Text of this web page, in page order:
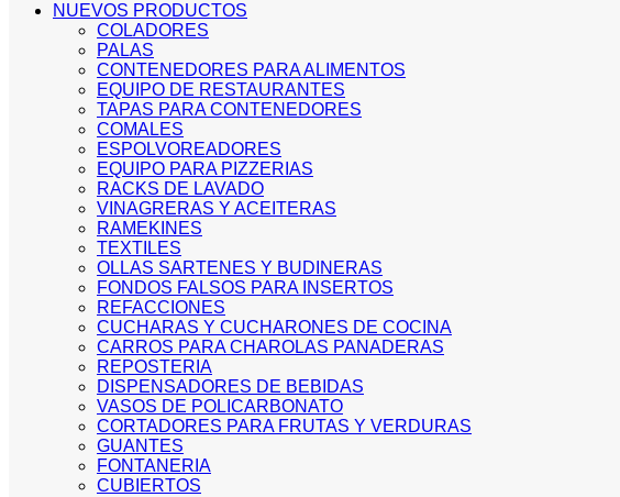
NUEVOS PRODUCTOS
COLADORES
PALAS
CONTENEDORES PARA ALIMENTOS
EQUIPO DE RESTAURANTES
TAPAS PARA CONTENEDORES
COMALES
ESPOLVOREADORES
EQUIPO PARA PIZZERIAS
RACKS DE LAVADO
VINAGRERAS Y ACEITERAS
RAMEKINES
TEXTILES
OLLAS SARTENES Y BUDINERAS
FONDOS FALSOS PARA INSERTOS
REFACCIONES
CUCHARAS Y CUCHARONES DE COCINA
CARROS PARA CHAROLAS PANADERAS
REPOSTERIA
DISPENSADORES DE BEBIDAS
VASOS DE POLICARBONATO
CORTADORES PARA FRUTAS Y VERDURAS
GUANTES
FONTANERIA
CUBIERTOS